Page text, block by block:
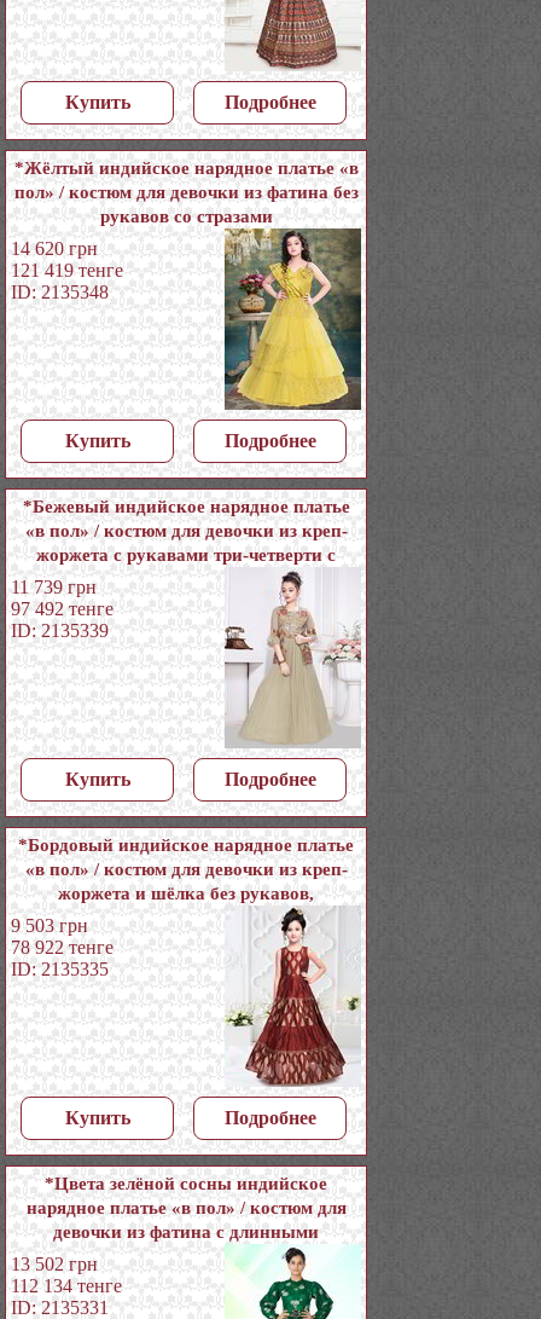
Купить Подробнее
*Жёлтый индийское нарядное платье «в
пол» / костюм для девочки из фатина без
рукавов со стразами
14 620 грн
121 419 тенге
ID: 2135348
Купить Подробнее
*Бежевый индийское нарядное платье
«в пол» / костюм для девочки из креп-
жоржета с рукавами три-четверти с
11 739 грн
97 492 тенге
ID: 2135339
Купить Подробнее
*Бордовый индийское нарядное платье
«в пол» / костюм для девочки из креп-
жоржета и шёлка без рукавов,
украшенный вышивкой люрексом
9 503 грн
78 922 тенге
ID: 2135335
Купить Подробнее
*Цвета зелёной сосны индийское
нарядное платье «в пол» / костюм для
девочки из фатина с длинными
рукавами, украшенный печатным
13 502 грн
112 134 тенге
ID: 2135331